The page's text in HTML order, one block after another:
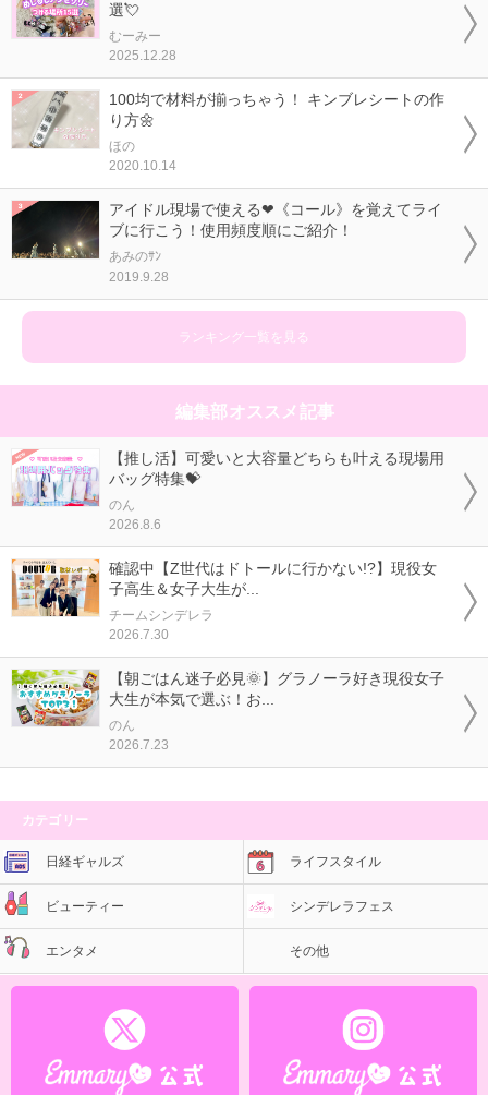
選💘
むーみー
2025.12.28
100均で材料が揃っちゃう！ キンブレシートの作
り方🌼
ほの
2020.10.14
アイドル現場で使える❤《コール》を覚えてライ
ブに行こう！使用頻度順にご紹介！
あみのｻﾝ
2019.9.28
ランキング一覧を見る
編集部オススメ記事
【推し活】可愛いと大容量どちらも叶える現場用
バッグ特集💝
のん
2026.8.6
確認中【Z世代はドトールに行かない!?】現役女
子高生＆女子大生が...
チームシンデレラ
2026.7.30
【朝ごはん迷子必見🌞】グラノーラ好き現役女子
大生が本気で選ぶ！お...
のん
2026.7.23
カテゴリー
日経ギャルズ ライフスタイル
ビューティー シンデレラフェス
エンタメ その他